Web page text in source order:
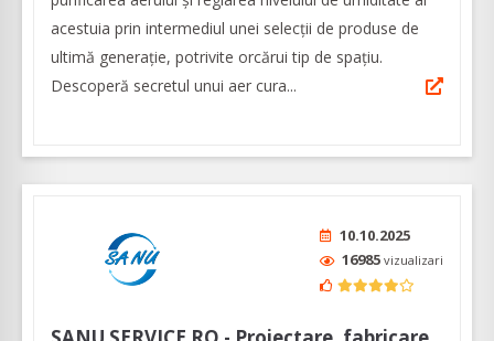
acestuia prin intermediul unei selecţii de produse de
ultimă generaţie, potrivite orcărui tip de spaţiu.
Descoperă secretul unui aer cura...
10.10.2025
16985 vizualizari